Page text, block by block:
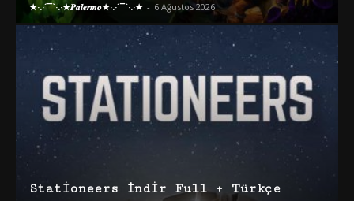
★·.·´¯`·.·★𝑷𝒂𝒍𝒆𝒓𝒎𝒐★·.·´¯`·.·★ - 6 Ağustos 2026
Stationeers İndir Full + Türkçe